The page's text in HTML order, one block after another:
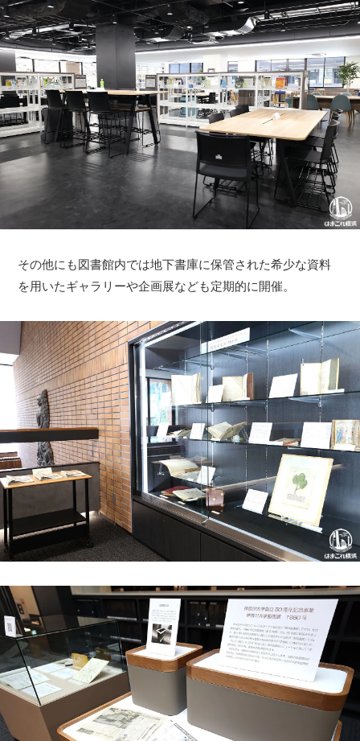
その他にも図書館内では地下書庫に保管された希少な資料
を用いたギャラリーや企画展なども定期的に開催。